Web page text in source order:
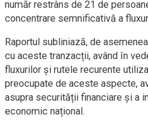
număr restrâns de 21 de
concentrare semnificativă a
Raportul subliniază, de
cu aceste tranzacții, având în
fluxurilor și rutele recurente
preocupate de aceste aspecte,
asupra securității financiare și a
economic național.